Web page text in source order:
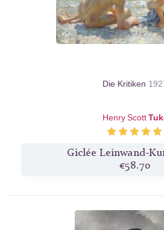
Die Kritiken
Henry Scott
Giclée Leinwand-
€58.70